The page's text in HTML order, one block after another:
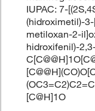
IUPAC: 7-
(hidroximetil)-
metiloxan-2-
hidroxifenil)-
[C@H]1O